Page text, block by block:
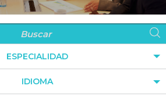
ESPECIALIDAD
IDIOMA